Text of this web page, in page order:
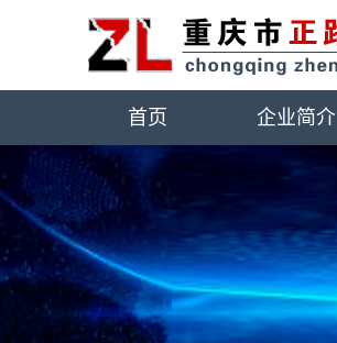
首页 企业简介